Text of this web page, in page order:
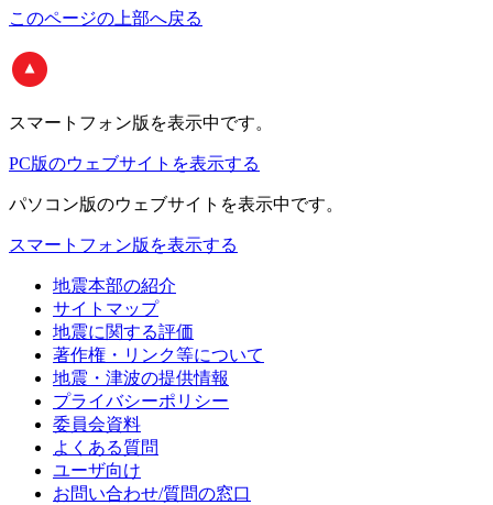
このページの上部へ戻る
スマートフォン版 を表示中です。
PC版のウェブサイトを表示する
パソコン版のウェブサイトを表示中です。
スマートフォン版を表示する
地震本部の紹介
サイトマップ
地震に関する評価
著作権・リンク等について
地震・津波の提供情報
プライバシーポリシー
委員会資料
よくある質問
ユーザ向け
お問い合わせ/質問の窓口